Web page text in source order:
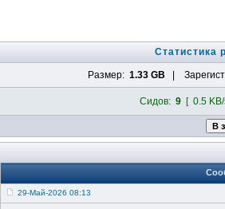
Статистика
Размер: 1.33 GB |
Сидов: 9 [ 0.5
29-Май-2026 08:13